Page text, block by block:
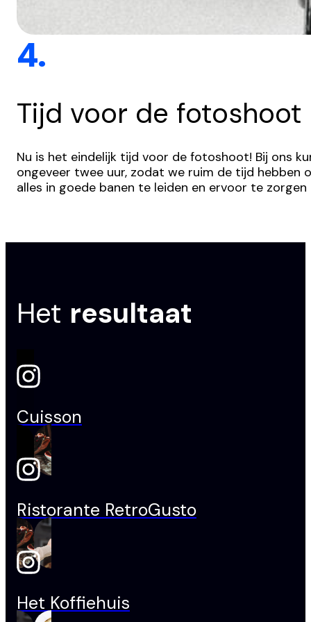
4.
Tijd voor de fotoshoot
Nu is het eindelijk tijd voor de fotoshoot! Bij ons
ongeveer twee uur, zodat we ruim de tijd hebben
alles in goede banen te leiden en ervoor te
Het resultaat
Cuisson
Ristorante RetroGusto
Het Koffiehuis